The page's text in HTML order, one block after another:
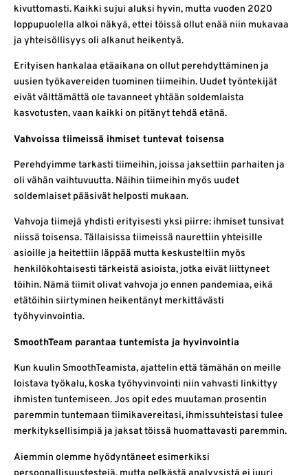
kivuttomasti. Kaikki sujui aluksi hyvin, mutta vuoden 2020
loppupuolella alkoi näkyä, ettei töissä ollut enää niin mukavaa
ja yhteisöllisyys oli alkanut heikentyä.
Erityisen hankalaa etäaikana on ollut perehdyttäminen ja
uusien työkavereiden tuominen tiimeihin. Uudet työntekijät
eivät välttämättä ole tavanneet yhtään soldemlaista
kasvotusten, vaan kaikki on pitänyt tehdä etänä.
Vahvoissa tiimeissä ihmiset tuntevat toisensa
Perehdyimme tarkasti tiimeihin, joissa jaksettiin parhaiten ja
oli vähän vaihtuvuutta. Näihin tiimeihin myös uudet
soldemlaiset pääsivät helposti mukaan.
Vahvoja tiimejä yhdisti erityisesti yksi piirre: ihmiset tunsivat
niissä toisensa. Tällaisissa tiimeissä naurettiin yhteisille
asioille ja heitettiin läppää mutta keskusteltiin myös
henkilökohtaisesti tärkeistä asioista, jotka eivät liittyneet
töihin. Nämä tiimit olivat vahvoja jo ennen pandemiaa, eikä
etätöihin siirtyminen heikentänyt merkittävästi
työhyvinvointia.
SmoothTeam parantaa tuntemista ja hyvinvointia
Kun kuulin SmoothTeamista, ajattelin että tämähän on meille
loistava työkalu, koska työhyvinvointi niin vahvasti linkittyy
ihmisten tuntemiseen. Jos opit edes muutaman prosentin
paremmin tuntemaan tiimikavereitasi, ihmissuhteistasi tulee
merkityksellisimpiä ja jaksat töissä huomattavasti paremmin.
Aiemmin olemme hyödyntäneet esimerkiksi